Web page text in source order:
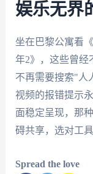
娱乐无界
坐在巴黎公寓看
年2》，这些曾经
不再需要搜索"人
视频的报错提示
面稳定呈现，那
碍共享，选对工
Spread the love